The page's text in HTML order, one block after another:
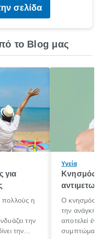
σελίδα
το Blog μας
για
πολλούς η
την
την
Υγεία
Κνησμός:
Ο κνησμός
την ανάγκη
αποτελεί